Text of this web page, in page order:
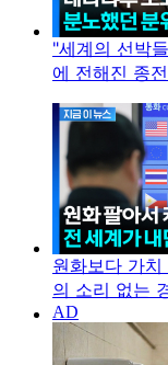
"세계의 선박
에 전해진 종
원화보다 가
의 소리 없는